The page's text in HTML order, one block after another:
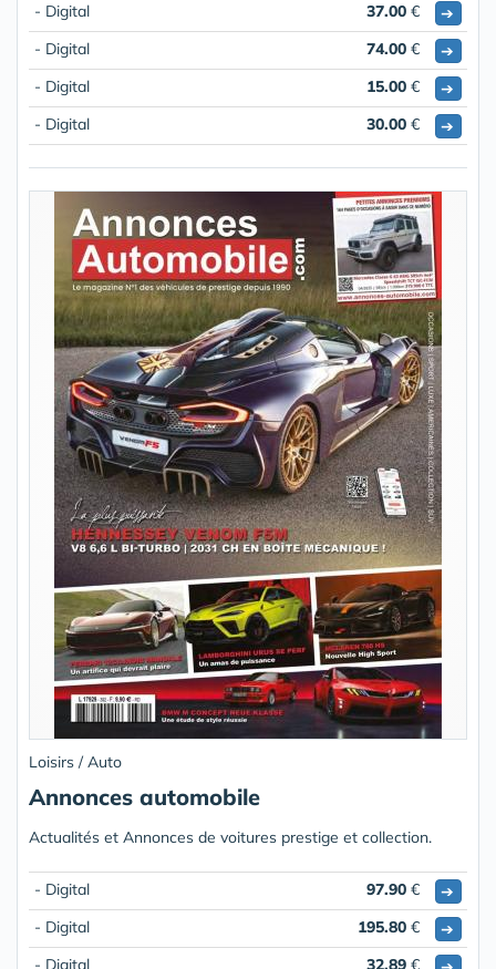
- Digital 37.00 €
➔
- Digital
74.00 €
➔
- Digital
15.00 €
➔
- Digital
30.00 € ➔
Loisirs / Auto
Annonces automobile
Actualités et Annonces de voitures prestige et collection.
- Digital 97.90 €
➔
- Digital
195.80 €
➔
- Digital
32.89 €